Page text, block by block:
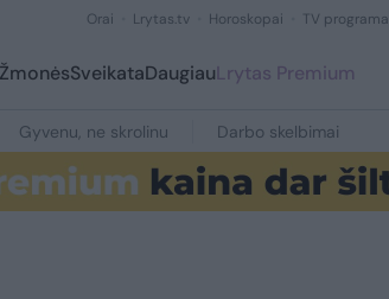
Orai Lrytas.tv Horoskopai TV programa
ŽmonėsSveikataDaugiauLrytas Premium
Gyvenu, ne skrolinu Darbo skelbimai